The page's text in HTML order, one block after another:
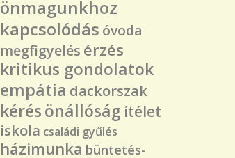
önmagunkhoz
kapcsolódás óvoda
megfigyelés érzés
kritikus gondolatok
empátia dackorszak
kérésönállóság ítélet
iskola családi gyűlés
házimunka büntetés-